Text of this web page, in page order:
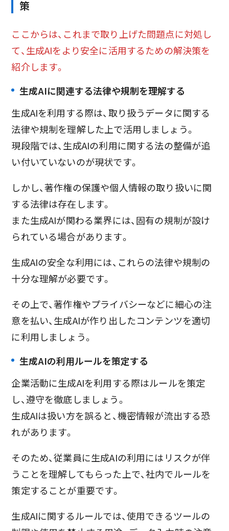
策
ここからは、これまで取り上げた問題点に対処し
て、生成AIをより安全に活用するための解決策を
紹介します。
生成AIに関連する法律や規制を理解する
生成AIを利用する際は、取り扱うデータに関する
法律や規制を理解した上で活用しましょう。
現段階では、生成AIの利用に関する法の整備が追
い付いていないのが現状です。
しかし、著作権の保護や個人情報の取り扱いに関
する法律は存在します。
また生成AIが関わる業界には、固有の規制が設け
られている場合があります。
生成AIの安全な利用には、これらの法律や規制の
十分な理解が必要です。
その上で、著作権やプライバシーなどに細心の注
意を払い、生成AIが作り出したコンテンツを適切
に利用しましょう。
生成AIの利用ルールを策定する
企業活動に生成AIを利用する際はルールを策定
し、遵守を徹底しましょう。
生成AIは扱い方を誤ると、機密情報が流出する恐
れがあります。
そのため、従業員に生成AIの利用にはリスクが伴
うことを理解してもらった上で、社内でルールを
策定することが重要です。
生成AIに関するルールでは、使用できるツールの